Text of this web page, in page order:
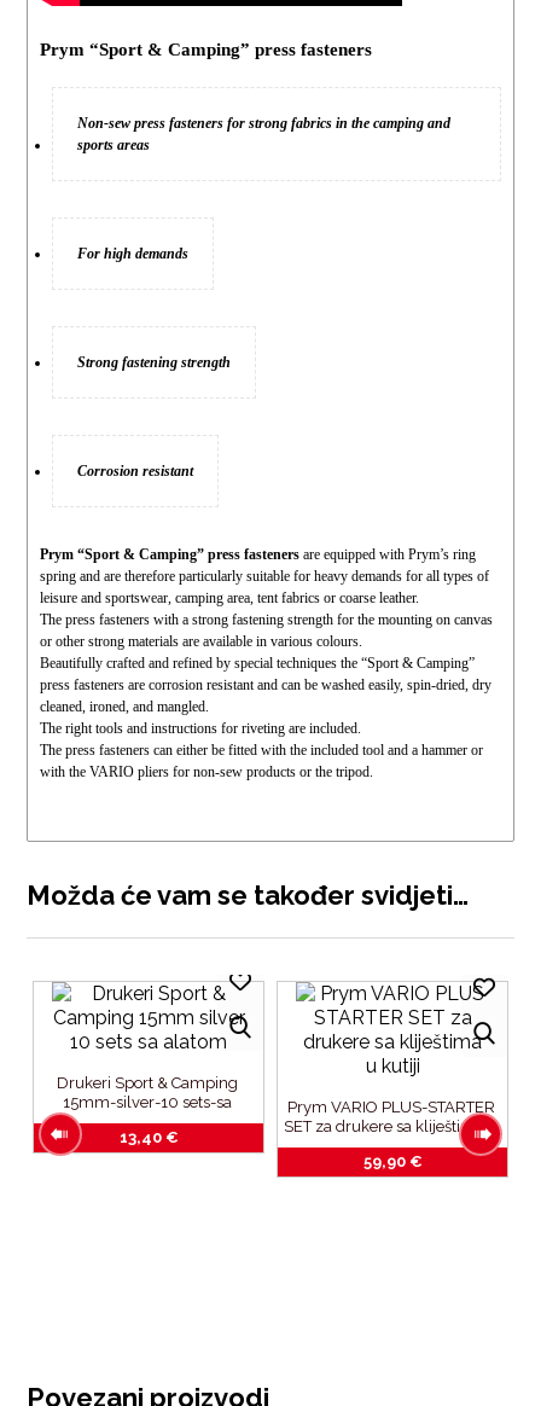
Prym “Sport & Camping” press fasteners
Non-sew press fasteners for strong fabrics in the camping and
sports areas
For high demands
Strong fastening strength
Corrosion resistant
Prym “Sport & Camping” press fasteners are equipped with Prym’s ring
spring and are therefore particularly suitable for heavy demands for all types of
leisure and sportswear, camping area, tent fabrics or coarse leather.
The press fasteners with a strong fastening strength for the mounting on canvas
or other strong materials are available in various colours.
Beautifully crafted and refined by special techniques the “Sport & Camping”
press fasteners are corrosion resistant and can be washed easily, spin-dried, dry
cleaned, ironed, and mangled.
The right tools and instructions for riveting are included.
The press fasteners can either be fitted with the included tool and a hammer or
with the VARIO pliers for non-sew products or the tripod.
Možda će vam se također svidjeti…
Drukeri Sport & Camping
15mm-silver-10 sets-sa
alatom
13,40 €
Prym VARIO PLUS-STARTER
SET za drukere sa kliještima u
kutiji
59,90 €
Povezani proizvodi